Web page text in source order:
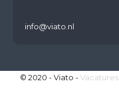
info@viato.nl
© 2020 - Viato -Vacatures